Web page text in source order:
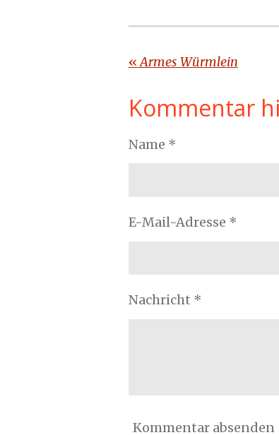
« Armes Würmlein
Kommentar
Name *
E-Mail-Adresse *
Nachricht *
Kommentar absenden